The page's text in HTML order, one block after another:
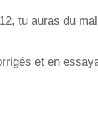
tu auras du
et en